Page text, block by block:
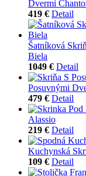
Dvermi
419 € Detail
Šatníková
Biela
1049 € Detail
Posuvnými
479 € Detail
Alassio
219 € Detail
Kuchynská
109 € Detail